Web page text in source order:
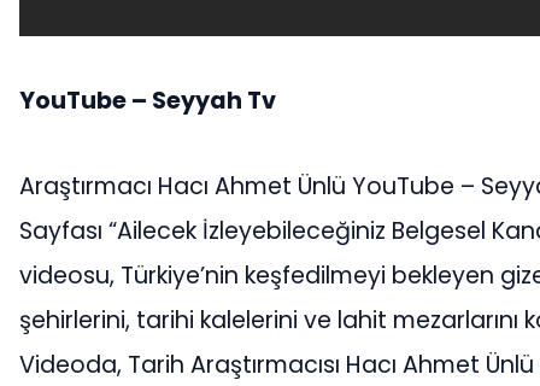
YouTube – Seyyah Tv
Araştırmacı Hacı Ahmet Ünlü YouTube –
Sayfası “Ailecek İzleyebileceğiniz Belgesel
videosu, Türkiye’nin keşfedilmeyi bekleyen
şehirlerini, tarihi kalelerini ve lahit mezarlarını
Videoda, Tarih Araştırmacısı Hacı Ahmet